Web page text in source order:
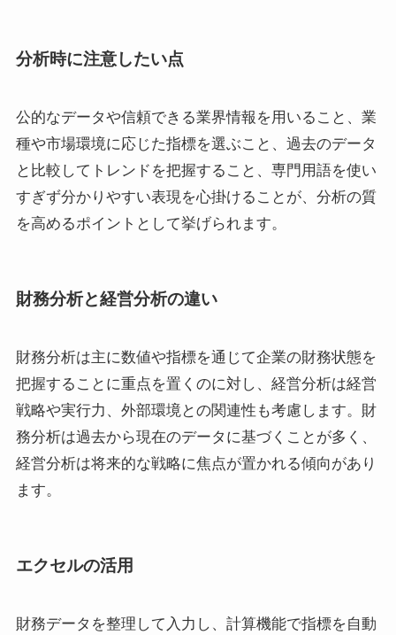
分析時に注意したい点
公的なデータや信頼できる業界情報を用いること、業
種や市場環境に応じた指標を選ぶこと、過去のデータ
と比較してトレンドを把握すること、専門用語を使い
すぎず分かりやすい表現を心掛けることが、分析の質
を高めるポイントとして挙げられます。
財務分析と経営分析の違い
財務分析は主に数値や指標を通じて企業の財務状態を
把握することに重点を置くのに対し、経営分析は経営
戦略や実行力、外部環境との関連性も考慮します。財
務分析は過去から現在のデータに基づくことが多く、
経営分析は将来的な戦略に焦点が置かれる傾向があり
ます。
エクセルの活用
財務データを整理して入力し、計算機能で指標を自動